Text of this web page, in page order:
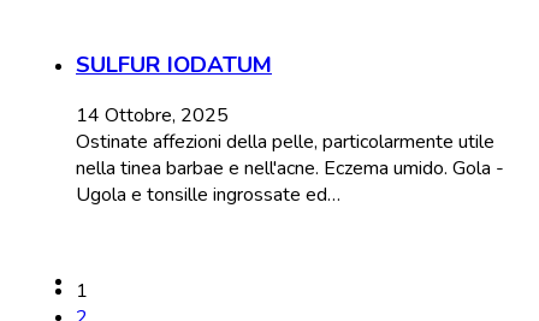
SULFUR IODATUM
14 Ottobre, 2025
Ostinate affezioni della pelle, particolarmente utile
nella tinea barbae e nell'acne. Eczema umido. Gola -
Ugola e tonsille ingrossate ed…
1